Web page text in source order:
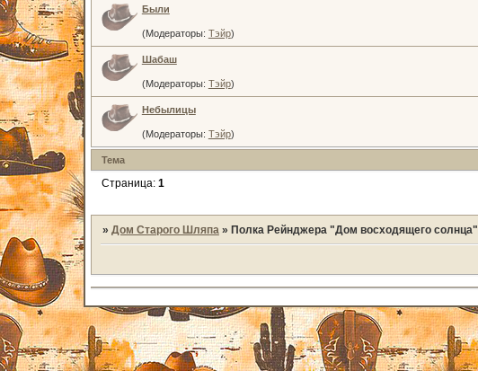
Были
(Модераторы: Тэйр)
Шабаш
(Модераторы: Тэйр)
Небылицы
(Модераторы: Тэйр)
Тема
Страница: 1
» Дом Старого Шляпа » Полка Рейнджера "Дом восходящего солнца"